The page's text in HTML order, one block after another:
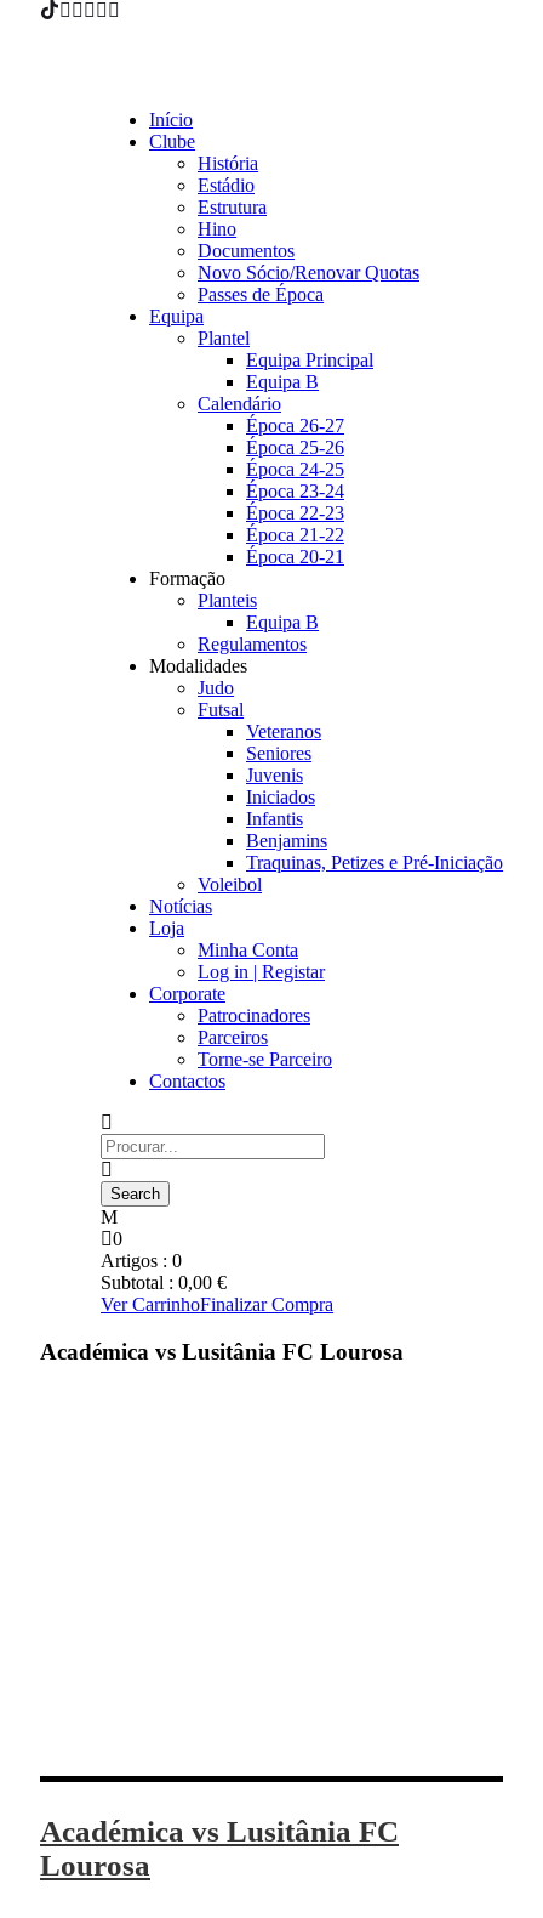
Início
Clube
História
Estádio
Estrutura
Hino
Documentos
Novo Sócio/Renovar Quotas
Passes de Época
Equipa
Plantel
Equipa Principal
Equipa B
Calendário
Época 26-27
Época 25-26
Época 24-25
Época 23-24
Época 22-23
Época 21-22
Época 20-21
Formação
Planteis
Equipa B
Regulamentos
Modalidades
Judo
Futsal
Veteranos
Seniores
Juvenis
Iniciados
Infantis
Benjamins
Traquinas, Petizes e Pré-Iniciação
Voleibol
Notícias
Loja
Minha Conta
Log in | Registar
Corporate
Patrocinadores
Parceiros
Torne-se Parceiro
Contactos
0
Artigos : 0
Subtotal : 0,00 €
Ver CarrinhoFinalizar Compra
Académica vs Lusitânia FC Lourosa
Académica vs Lusitânia FC
Lourosa